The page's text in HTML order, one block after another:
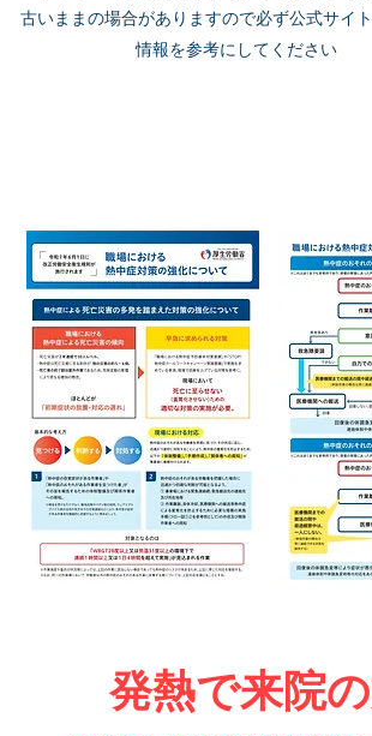
古いままの場合がありますので必ず公式サイ
情報を参考にしてください
発熱で来院